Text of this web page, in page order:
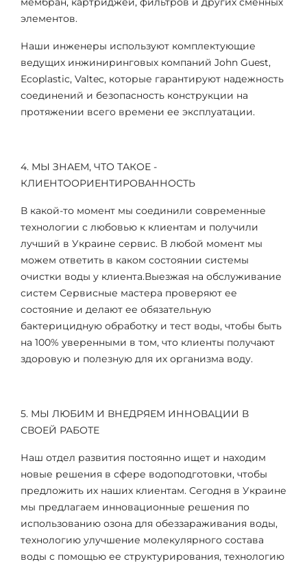
элементов.
Наши инженеры используют комплектующие
ведущих инжиниринговых компаний John Guest,
Ecoplastic, Valtec, которые гарантируют надежность
соединений и безопасность конструкции на
протяжении всего времени ее эксплуатации.
4. МЫ ЗНАЕМ, ЧТО ТАКОЕ -
КЛИЕНТООРИЕНТИРОВАННОСТЬ
В какой-то момент мы соединили современные
технологии с любовью к клиентам и получили
лучший в Украине сервис. В любой момент мы
можем ответить в каком состоянии системы
очистки воды у клиента.Выезжая на обслуживание
систем Сервисные мастера проверяют ее
состояние и делают ее обязательную
бактерицидную обработку и тест воды, чтобы быть
на 100% уверенными в том, что клиенты получают
здоровую и полезную для их организма воду.
5. МЫ ЛЮБИМ И ВНЕДРЯЕМ ИННОВАЦИИ В
СВОЕЙ РАБОТЕ
Наш отдел развития постоянно ищет и находим
новые решения в сфере водоподготовки, чтобы
предложить их наших клиентам. Сегодня в Украине
мы предлагаем инновационные решения по
использованию озона для обеззараживания воды,
технологию улучшение молекулярного состава
воды с помощью ее структурирования, технологию